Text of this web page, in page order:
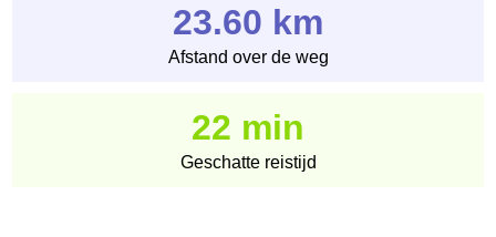
23.60 km
Afstand over de weg
22 min
Geschatte reistijd